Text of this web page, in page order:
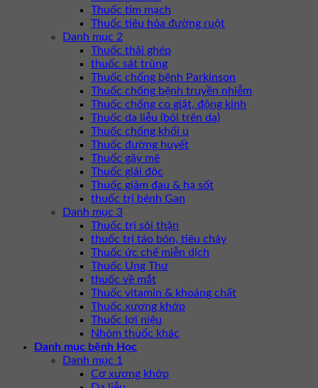
Thuốc tim mạch
Thuốc tiêu hóa đường ruột
Danh mục 2
Thuốc thải ghép
thuốc sát trùng
Thuốc chống bệnh Parkinson
Thuốc chống bệnh truyền nhiễm
Thuốc chống co giật, động kinh
Thuốc da liễu (bôi trên da)
Thuốc chống khối u
Thuốc đường huyết
Thuốc gây mê
Thuốc giải độc
Thuốc giảm đau & hạ sốt
thuốc trị bệnh Gan
Danh mục 3
Thuốc trị sỏi thận
thuốc trị táo bón, tiêu chảy
Thuốc ức chế miễn dịch
Thuốc Ung Thư
thuốc về mắt
Thuốc vitamin & khoáng chất
Thuốc xương khớp
Thuốc lợi niệu
Nhóm thuốc khác
Danh mục bệnh Học
Danh mục 1
Cơ xương khớp